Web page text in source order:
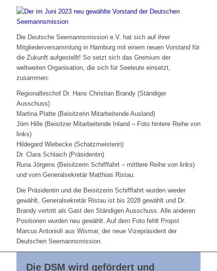
Die Deutsche Seemannsmission e.V. hat sich auf ihrer
Mitgliederversammlung in Hamburg mit einem neuen Vorstand für
die Zukunft aufgestellt! So setzt sich das Gremium der
weltweiten Organisation, die sich für Seeleute einsetzt,
zusammen:
Regionalbischof Dr. Hans Christian Brandy (Ständiger
Ausschuss)
Martina Platte (Beisitzerin Mitarbeitende Ausland)
Jörn Hille (Beisitzer Mitarbeitende Inland – Foto hintere Reihe von
links)
Hildegard Wiebecke (Schatzmeisterin)
Dr. Clara Schlaich (Präsidentin)
Runa Jörgens (Beisitzerin Schifffahrt – mittlere Reihe von links)
und vorn Generalsekretär Matthias Ristau.
Die Präsidentin und die Beisitzerin Schifffahrt wurden wieder
gewählt, Generalsekretär Ristau ist bis 2028 gewählt und Dr.
Brandy vertritt als Gast den Ständigen Ausschuss. Alle anderen
Positionen wurden neu gewählt. Auf dem Foto fehlt Propst
Marcus Antonioli aus Wismar, der neue Vizepräsident der
Deutschen Seemannsmission.
Die DSM wird gefördert und